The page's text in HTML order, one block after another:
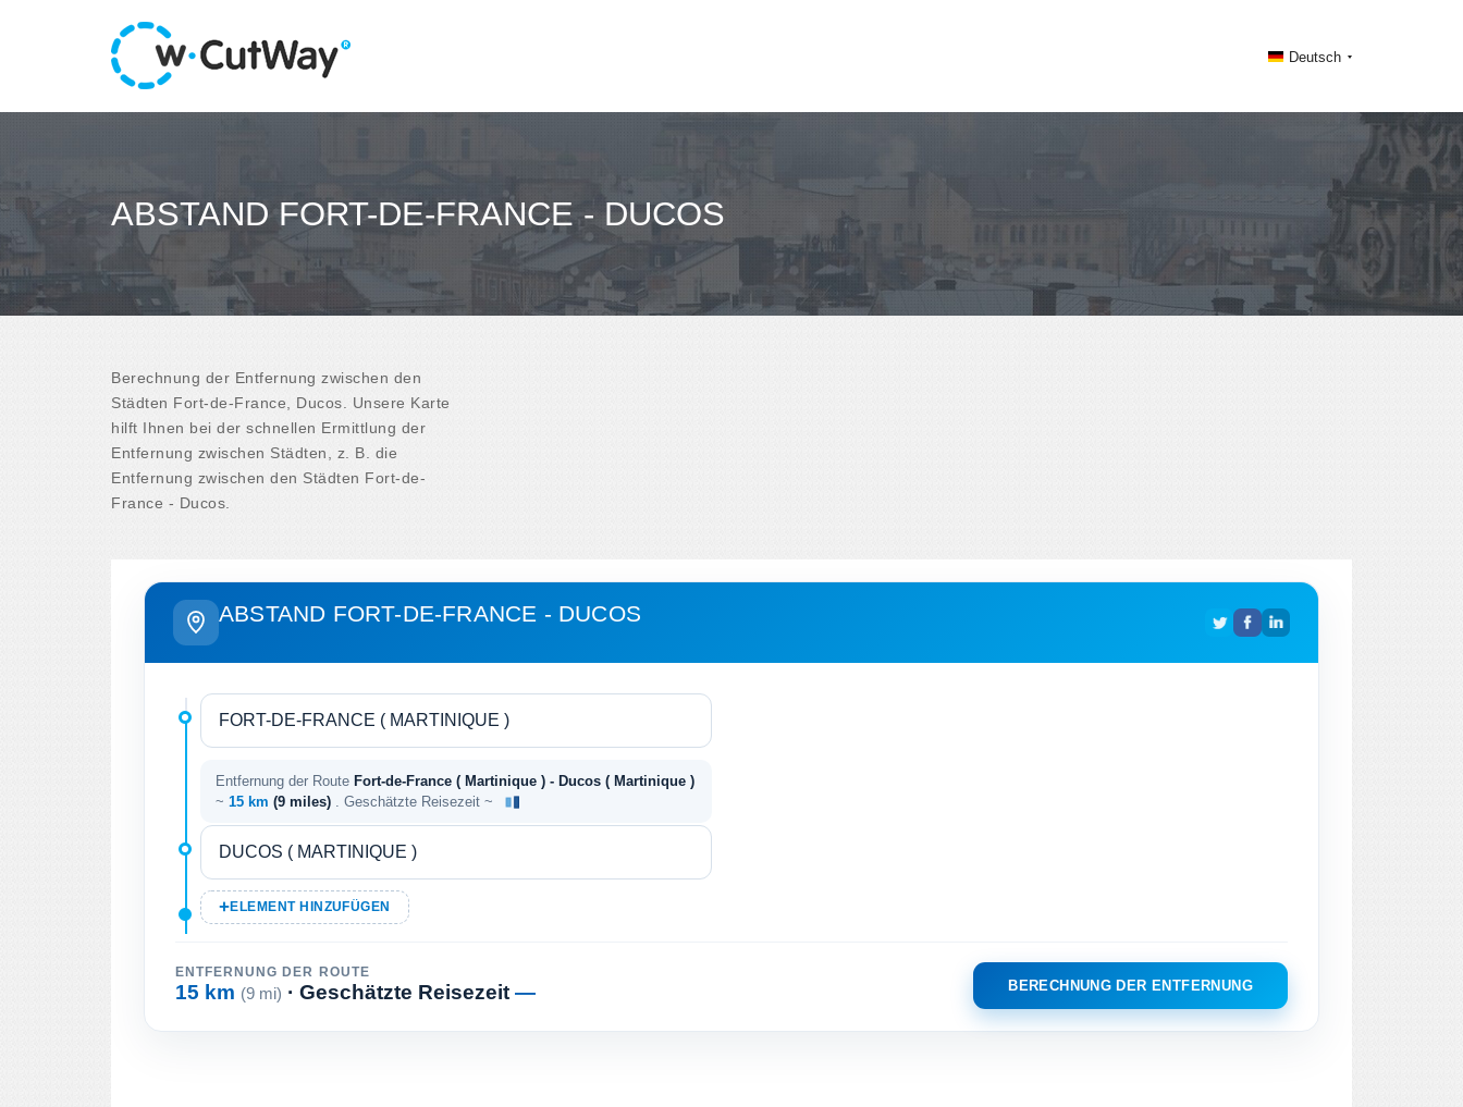
Deutsch
ABSTAND FORT-DE-FRANCE - DUCOS
Berechnung der Entfernung zwischen den
Städten Fort-de-France, Ducos. Unsere Karte
hilft Ihnen bei der schnellen Ermittlung der
Entfernung zwischen Städten, z. B. die
Entfernung zwischen den Städten Fort-de-
France - Ducos.
ABSTAND FORT-DE-FRANCE - DUCOS
Entfernung der Route Fort-de-France ( Martinique ) - Ducos ( Martinique )
~ 15 km (9 miles) . Geschätzte Reisezeit ~
ELEMENT HINZUFÜGEN
ENTFERNUNG DER ROUTE
15 km (9 mi) · Geschätzte Reisezeit — BERECHNUNG DER ENTFERNUNG